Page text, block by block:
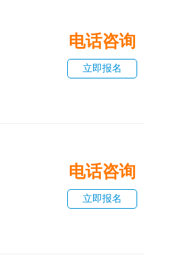
电话咨询
立即报名
电话咨询
立即报名